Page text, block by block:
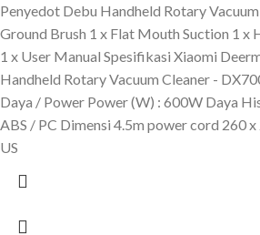
Penyedot Debu Handheld Rotary
Ground Brush 1 x Flat Mouth Suction 1 x
1 x User Manual Spesifikasi Xiaomi
Handheld Rotary Vacuum Cleaner -
Daya / Power Power (W) : 600W Daya
ABS / PC Dimensi 4.5m power cord 260
US